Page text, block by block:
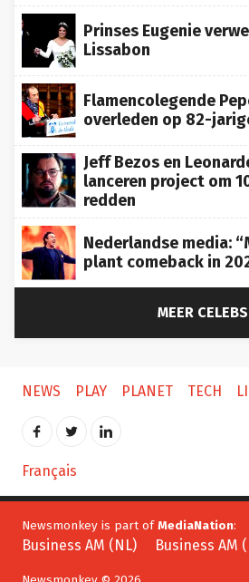
Prinses Eugenie
Lissabon
Flamencolegende
overleden op 82-
Jeff Bezos en
lanceren project om
redden
Nederlandse media:
plant comeback in
MEER CELEBS
NEWS PLAY PLANET TECH
Français
Newsmonkey is part of MediaNation
Business AM (NL) Business AM
Newsmonkey © 2026